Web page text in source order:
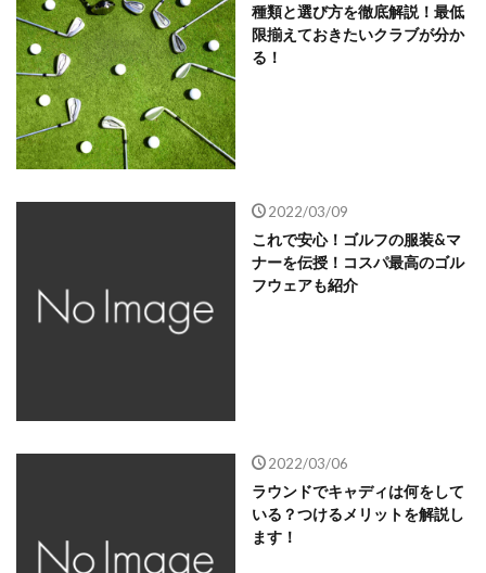
種類と選び方を徹底解説！最低
限揃えておきたいクラブが分か
る！
2022/03/09
これで安心！ゴルフの服装&マ
ナーを伝授！コスパ最高のゴル
フウェアも紹介
2022/03/06
ラウンドでキャディは何をして
いる？つけるメリットを解説し
ます！